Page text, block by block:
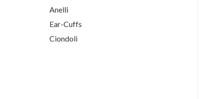
Anelli
Ear-Cuffs
Ciondoli